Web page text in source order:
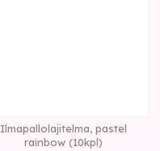
Ilmapallolajitelma, pastel
rainbow (10kpl)